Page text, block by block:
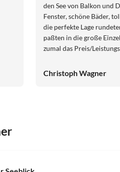
den See von Balkon und
Fenster, schöne Bäder,
die perfekte Lage rundeten den
paßten in die große
zumal das Preis/
Christoph Wagner